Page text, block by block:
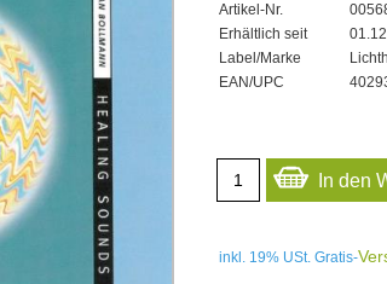
Artikel-Nr.
Erhältlich seit
Label/Marke
EAN/UPC
In den
inkl. 19% USt. Gratis-